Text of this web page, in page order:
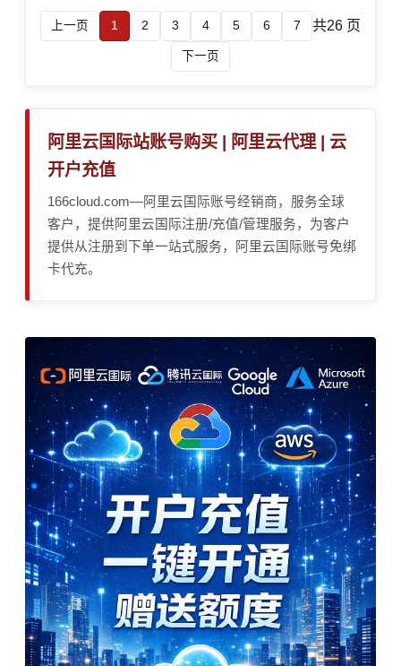
置到成本控制策略，把预估扣费拆清楚，避免账单口径错
配和支付失败。
上一页 1 2 3 4 5 6 7 共26 页
下一页
阿里云国际站账号购买 | 阿里云代理 | 云
开户充值
166cloud.com—阿里云国际账号经销商，服务全球
客户，提供阿里云国际注册/充值/管理服务，为客户
提供从注册到下单一站式服务，阿里云国际账号免绑
卡代充。